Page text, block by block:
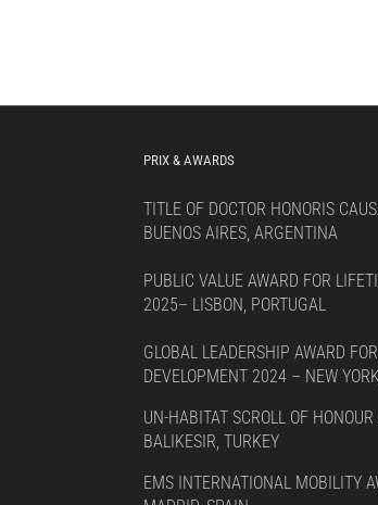
PRIX & AWARDS
TITLE OF DOCTOR HONORIS
BUENOS AIRES, ARGENTINA
PUBLIC VALUE AWARD FOR
2025– LISBON, PORTUGAL
GLOBAL LEADERSHIP AWARD
DEVELOPMENT 2024 – NEW
UN-HABITAT SCROLL OF
BALIKESIR, TURKEY
EMS INTERNATIONAL MOBILITY